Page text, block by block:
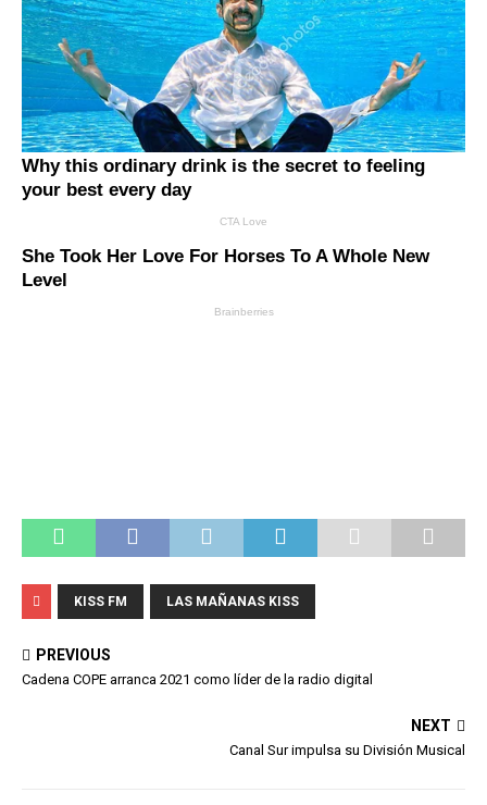
KISS FM LAS MAÑANAS KISS
PREVIOUS
Cadena COPE arranca 2021 como líder de la radio digital
NEXT
Canal Sur impulsa su División Musical